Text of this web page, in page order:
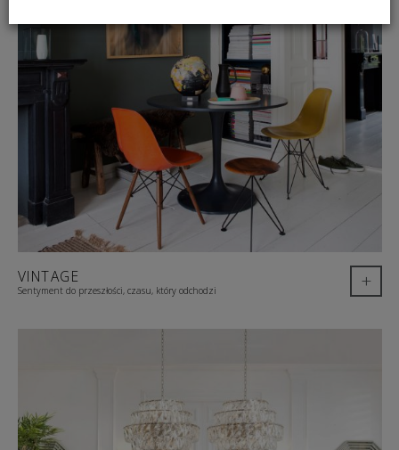
VINTAGE
Sentyment do przeszłości, czasu, który odchodzi +